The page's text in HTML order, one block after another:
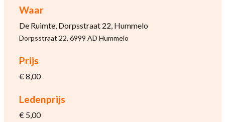
Waar
De Ruimte, Dorpsstraat 22, Hummelo
Dorpsstraat 22, 6999 AD Hummelo
Prijs
€ 8,00
Ledenprijs
€ 5,00